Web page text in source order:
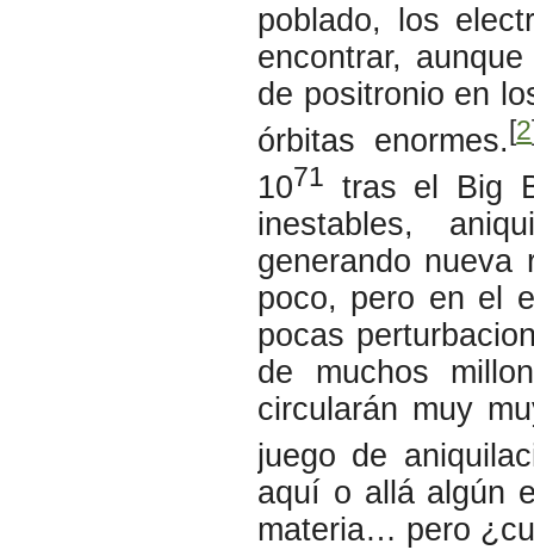
poblado, los
encontrar,
de positronio en
órbitas enormes.[2
1071
tras el Big
inestables,
generando nueva
poco, pero en el
pocas
de muchos
circularán muy
juego de
aquí o allá algún
materia… pero